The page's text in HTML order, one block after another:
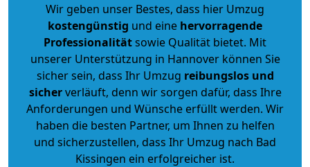
Wir geben unser Bestes, dass hier Umzug
kostengünstig und eine hervorragende
Professionalitätsowie Qualität bietet. Mit
unserer Unterstützung in Hannover können Sie
sicher sein, dass Ihr Umzug reibungslos und
sicherverläuft, denn wir sorgen dafür, dass Ihre
Anforderungen und Wünsche erfüllt werden. Wir
haben die besten Partner, um Ihnen zu helfen
und sicherzustellen, dass Ihr Umzug nach Bad
Kissingen ein erfolgreicher ist.